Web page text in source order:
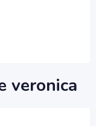
veronica